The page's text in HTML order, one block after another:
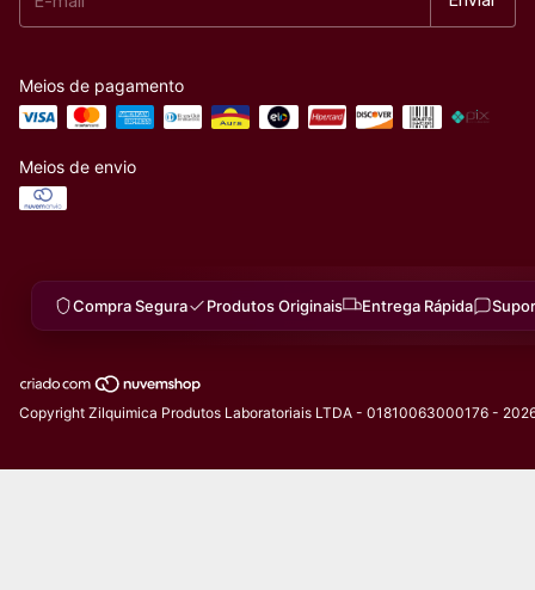
Meios de pagamento
Meios de envio
Compra Segura Produtos Originais Entrega Rápida
Copyright Zilquimica Produtos Laboratoriais LTDA - 01810063000176 -